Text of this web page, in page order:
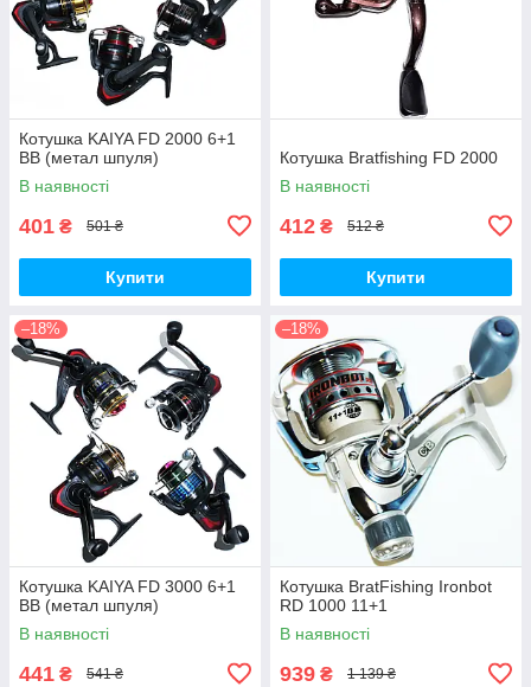
Котушка KAIYA FD 2000 6+1
BB (метал шпуля)
В наявності
401 ₴ 501 ₴
Купити
Котушка Bratfishing FD 2000
В наявності
412 ₴ 512 ₴
Купити
–18%
Котушка KAIYA FD 3000 6+1
BB (метал шпуля)
В наявності
441 ₴ 541 ₴
–18%
Котушка BratFishing Ironbot
RD 1000 11+1
В наявності
939 ₴ 1 139 ₴